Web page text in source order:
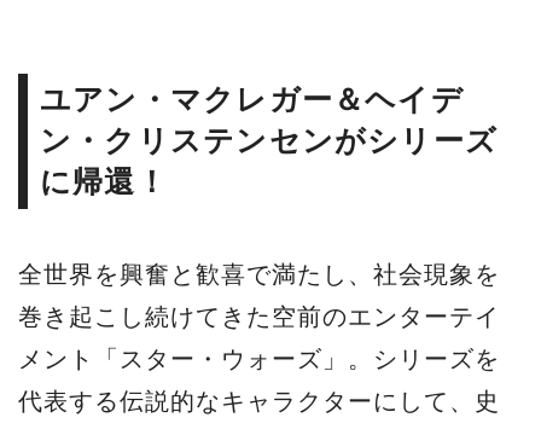
ユアン・マクレガー＆ヘイデ
ン・クリステンセンがシリーズ
に帰還！
全世界を興奮と歓喜で満たし、社会現象を
巻き起こし続けてきた空前のエンターテイ
メント「スター・ウォーズ」。シリーズを
代表する伝説的なキャラクターにして、史